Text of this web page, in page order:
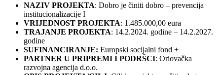
NAZIV PROJEKTA: Dobro je činiti dobro – prevencija
institucionalizacije I
VRIJEDNOST PROJEKTA: 1.485.000,00 eura
TRAJANJE PROJEKTA: 14.2.2024. godine – 14.2.2027.
godine
SUFINANCIRANJE: Europski socijalni fond +
PARTNER U PRIPREMI I PODRŠCI: Oriovačka
razvojna agencija d.o.o.